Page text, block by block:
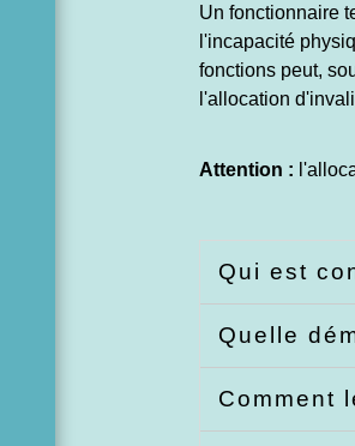
Un fonctionnaire
l'incapacité
fonctions peut,
l'allocation
Attention :
Qui est
Quelle
Comment